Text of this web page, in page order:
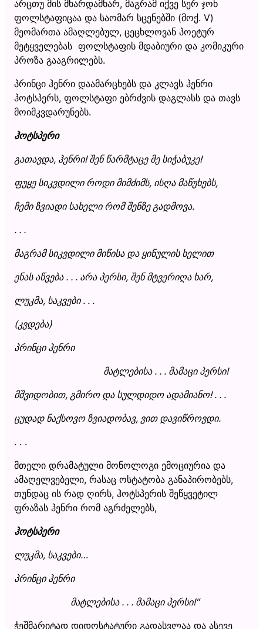
არცთუ მის მხარდამხარ, მაგრამ იქვე სერ ჯონ
ფოლსტაფიცაა და საომარ სცენებში (მოქ. V)
მეომართა ამაღლებულ, ცეცხლოვან პოეტურ
მეტყველებას ფოლსტაფის მდაბიური და კომიკური
პროზა გააგრილებს.
პრინცი ჰენრი დაამარცხებს და კლავს ჰენრი
ჰოტსპერს, ფოლსტაფი ებრძვის დაგლასს და თავს
მოიმკვდარუნებს.
ჰოტსპერი
გათავდა, ჰენრი! შენ წარმტაცე მე სიჭაბუკე!
ფუყე სიკვდილი როდი მიმძიმს, ისღა მაწუხებს,
ჩემი ზვიადი სახელი რომ შენზე გადმოვა.
. . .
მაგრამ სიკვდილი მიწისა და ყინულის ხელით
ენას აწვება . . . არა პერსი, შენ მტვერიღა ხარ,
ლუკმა, საკვები . . .
(კვდება)
პრინცი ჰენრი
მატლებისა . . . მამაცი პერსი!
მშვიდობით, გმირო და სულდიდო ადამიანო! . . .
ცუდად ნაქსოვო ზვიადობავ, ვით დავიწროვდი.
. . .
მთელი დრამატული მონოლოგი ემოციურია და
ამაღელვებელი, რასაც ოსტატობა განაპირობებს,
თუნდაც ის რად ღირს, ჰოტსპერის შეწყვეტილ
ფრაზას ჰენრი რომ აგრძელებს,
ჰოტსპერი
ლუკმა, საკვები…
პრინცი ჰენრი
მატლებისა . . . მამაცი პერსი!“
ჭეშმარიტად დიდოსტატური გადასვლაა და ასევე